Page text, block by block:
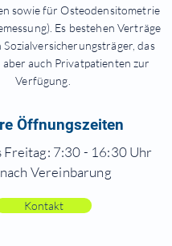
sowie für Osteodensitometrie
Es bestehen Verträge
Sozialversicherungsträger, das
auch Privatpatienten zur
Verfügung.
Öffnungszeiten
Freitag: 7:30 - 16:30 Uhr
Vereinbarung
Kontakt